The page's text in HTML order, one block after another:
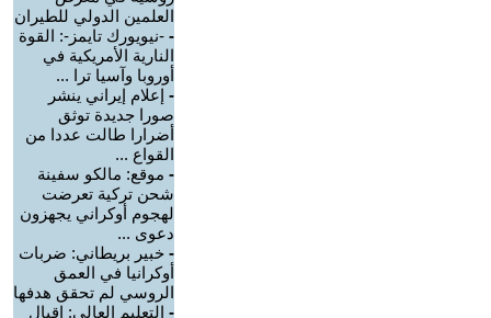
العلمين الدولي للطيران
- -نيويورك تايمز-: القوة
النارية الأمريكية في
أوروبا وآسيا ترا ...
- إعلام إيراني ينشر
صورا جديدة توثق
أضرارا طالت عددا من
القواع ...
- موقع: مالكو سفينة
شحن تركية تعرضت
لهجوم أوكراني يجهزون
دعوى ...
- خبير بريطاني: ضربات
أوكرانيا في العمق
الروسي لم تحقق هدفها
- التعليم العالي: إقبال